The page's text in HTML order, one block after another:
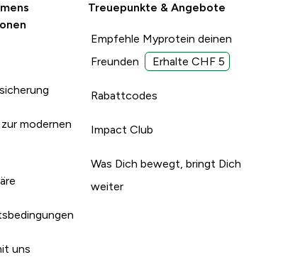
zur modernen
uns
Treuepunkte & Angebote
Empfehle Myprotein deinen
Freunden
Erhalte CHF 5
Rabattcodes
Impact Club
Was Dich bewegt, bringt Dich
weiter